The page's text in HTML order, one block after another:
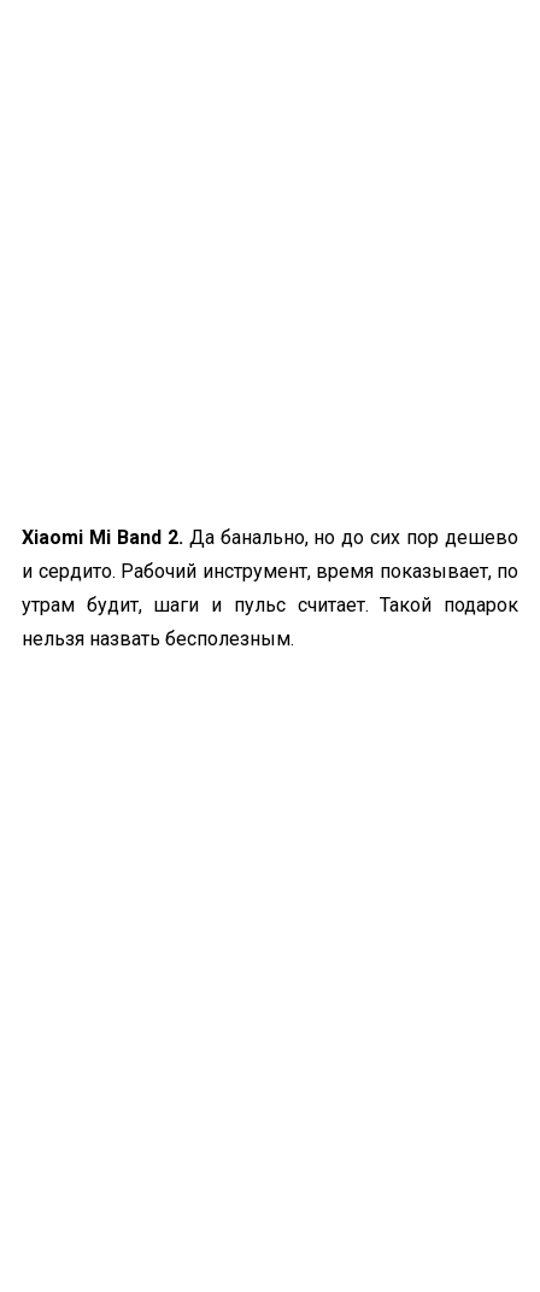
Xiaomi Mi Band 2.Да банально, но до сих пор дешево
и сердито. Рабочий инструмент, время показывает, по
утрам будит, шаги и пульс считает. Такой подарок
нельзя назвать бесполезным.